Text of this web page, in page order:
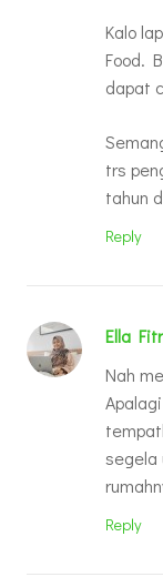
Kalo
Food.
dapat
trs
tahun
Reply
Ella
Nah
segela
Reply